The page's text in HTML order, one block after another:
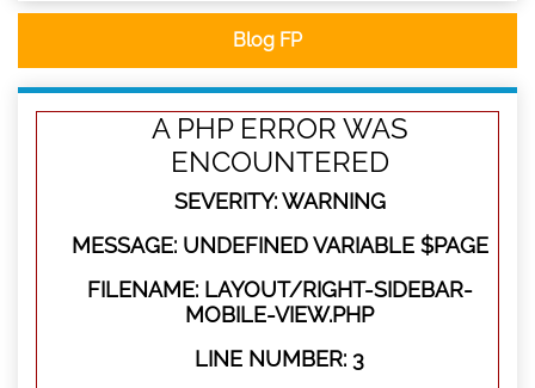
Blog FP
A PHP ERROR WAS
ENCOUNTERED
SEVERITY: WARNING
MESSAGE: UNDEFINED VARIABLE $PAGE
FILENAME: LAYOUT/RIGHT-SIDEBAR-
MOBILE-VIEW.PHP
LINE NUMBER: 3